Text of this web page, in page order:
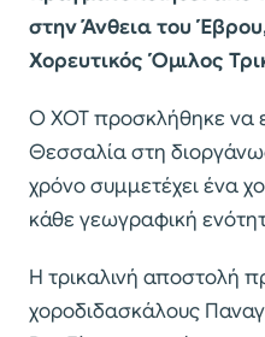
στην Άνθεια του
Χορευτικός Όμιλος
Ο ΧΟΤ προσκλήθηκε να
Θεσσαλία στη
χρόνο συμμετέχει ένα
κάθε γεωγραφική
Η τρικαλινή αποστολή
χοροδιδασκάλους